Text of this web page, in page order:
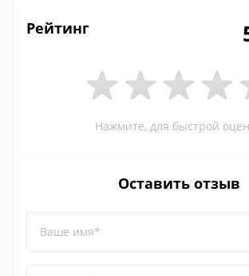
Рейтинг
Нажмите, для быстрой
Оставить отзыв
Ваше имя*